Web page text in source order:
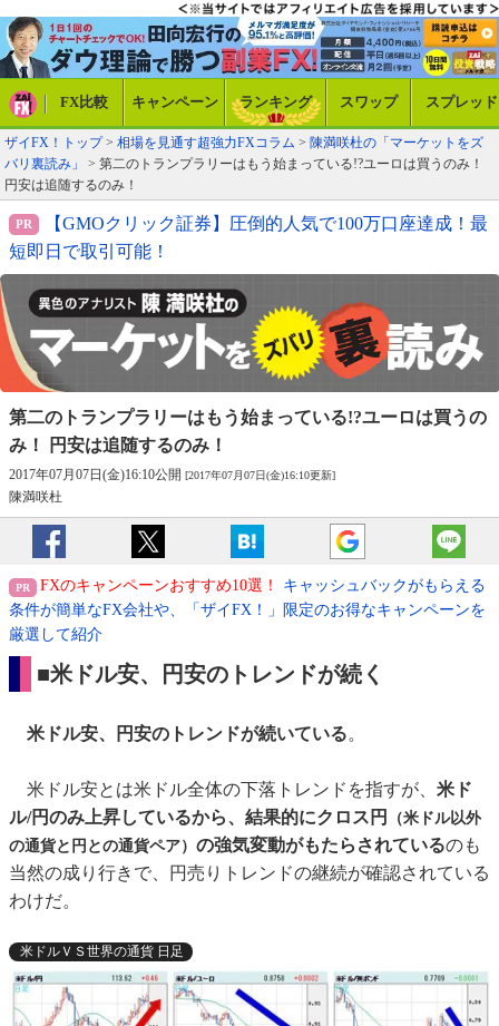
FX比較 キャンペーン ランキング スワップ スプレッド
ザイFX！トップ> 相場を見通す超強力FXコラム > 陳満咲杜の「マーケットをズ
バリ裏読み」
> 第二のトランプラリーはもう始まっている!?ユーロは買うのみ！
円安は追随するのみ！
【GMOクリック証券】圧倒的人気で100万口座達成！最
短即日で取引可能！
第二のトランプラリーはもう始まっている!?ユーロは買うの
み！ 円安は追随するのみ！
2017年07月07日(金)16:10公開 [2017年07月07日(金)16:10更新]
陳満咲杜
FXのキャンペーンおすすめ10選！
キャッシュバックがもらえる
条件が簡単なFX会社や、「ザイFX！」限定のお得なキャンペーンを
厳選して紹介
■米ドル安、円安のトレンドが続く
米ドル安、円安のトレンドが続いている。
米ドル安とは米ドル全体の下落トレンドを指すが、 米ド
ル/円のみ上昇しているから、結果的にクロス円
（米ドル以外
の通貨と円との通貨ペア） の強気変動がもたらされているのも
当然の成り行きで、円売りトレンドの継続が確認されている
わけだ。
米ドルＶＳ世界の通貨 日足